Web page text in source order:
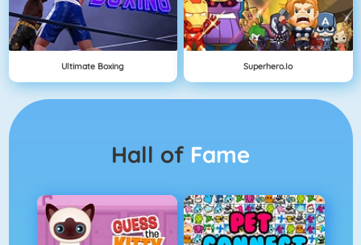
Ultimate Boxing Superhero.io
Hall of Fame